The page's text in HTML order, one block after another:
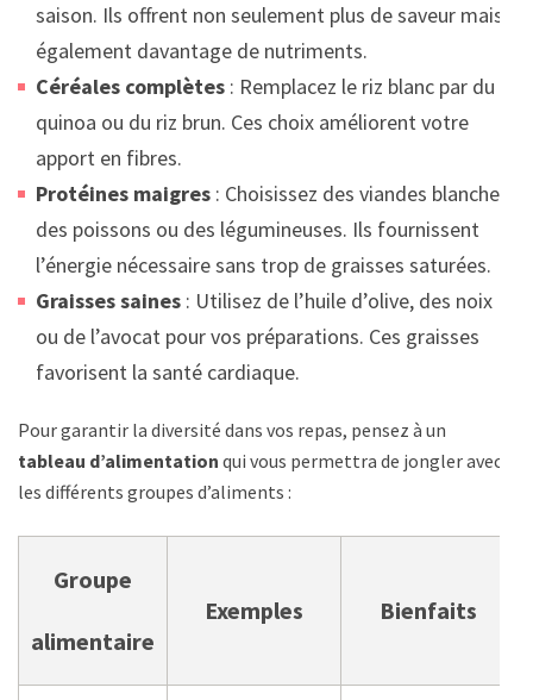
saison. Ils offrent non seulement plus de saveur mais
également davantage de nutriments.
Céréales complètes : Remplacez le riz blanc par du
quinoa ou du riz brun. Ces choix améliorent votre
apport en fibres.
Protéines maigres : Choisissez des viandes blanches,
des poissons ou des légumineuses. Ils fournissent
l’énergie nécessaire sans trop de graisses saturées.
Graisses saines : Utilisez de l’huile d’olive, des noix
ou de l’avocat pour vos préparations. Ces graisses
favorisent la santé cardiaque.
Pour garantir la diversité dans vos repas, pensez à un
tableau d’alimentation qui vous permettra de jongler avec
les différents groupes d’aliments :
Groupe
alimentaire
Exemples Bienfaits